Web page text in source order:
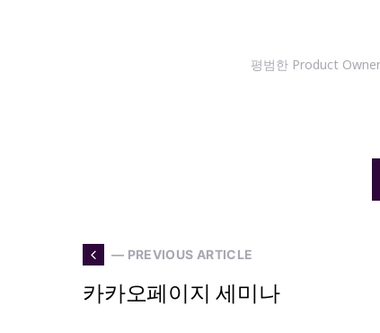
평범한 Product
— PREVIOUS ARTICLE
카카오페이지 세미나